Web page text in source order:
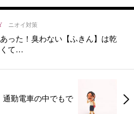
ニオイ対策
った！臭わない【ふきん】は乾
くて…
通勤電車の中でもで